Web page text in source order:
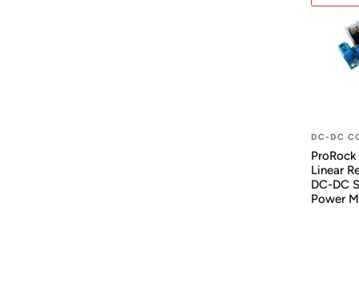
DC-DC
Linear
DC-DC
Power